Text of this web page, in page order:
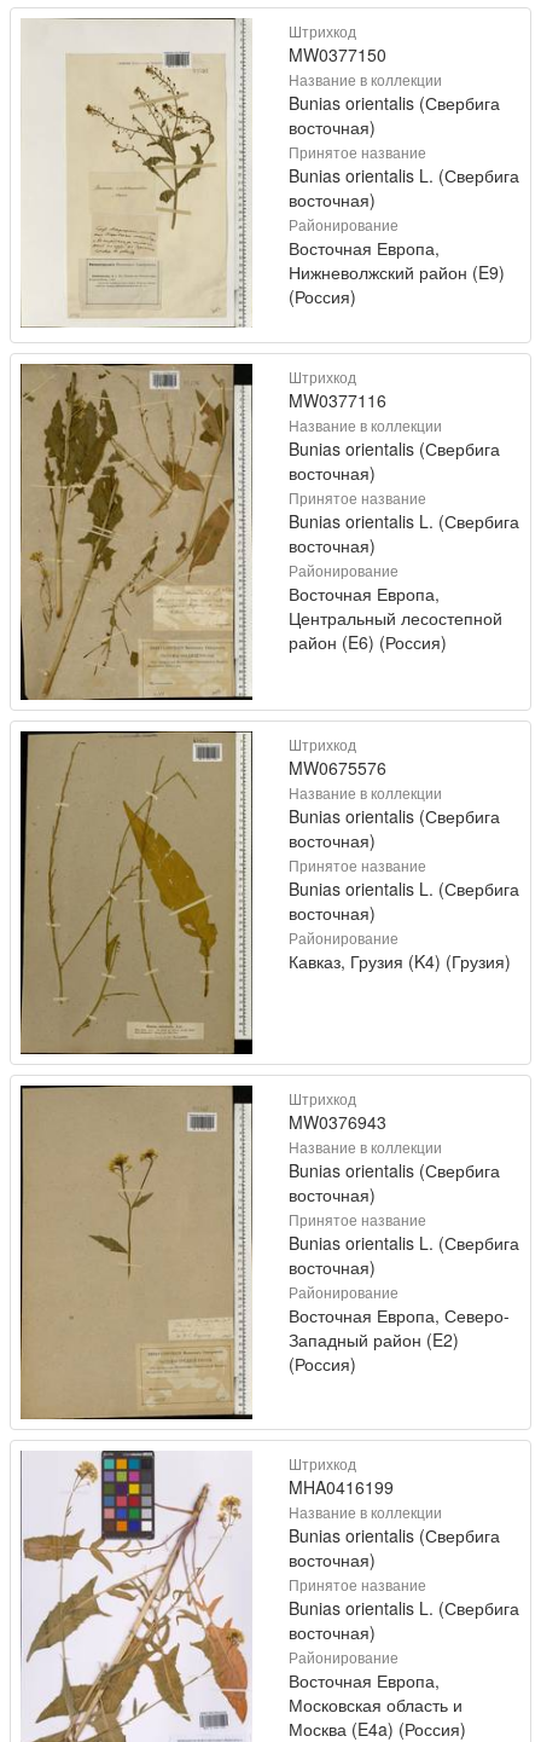
Штрихкод
MW0377150
Название в коллекции
Bunias orientalis (Свербига
восточная)
Принятое название
Bunias orientalis L. (Свербига
восточная)
Районирование
Восточная Европа,
Нижневолжский район (E9)
(Россия)
Штрихкод
MW0377116
Название в коллекции
Bunias orientalis (Свербига
восточная)
Принятое название
Bunias orientalis L. (Свербига
восточная)
Районирование
Восточная Европа,
Центральный лесостепной
район (E6) (Россия)
Штрихкод
MW0675576
Название в коллекции
Bunias orientalis (Свербига
восточная)
Принятое название
Bunias orientalis L. (Свербига
восточная)
Районирование
Кавказ, Грузия (K4) (Грузия)
Штрихкод
MW0376943
Название в коллекции
Bunias orientalis (Свербига
восточная)
Принятое название
Bunias orientalis L. (Свербига
восточная)
Районирование
Восточная Европа, Северо-
Западный район (E2)
(Россия)
Штрихкод
MHA0416199
Название в коллекции
Bunias orientalis (Свербига
восточная)
Принятое название
Bunias orientalis L. (Свербига
восточная)
Районирование
Восточная Европа,
Московская область и
Москва (E4a) (Россия)